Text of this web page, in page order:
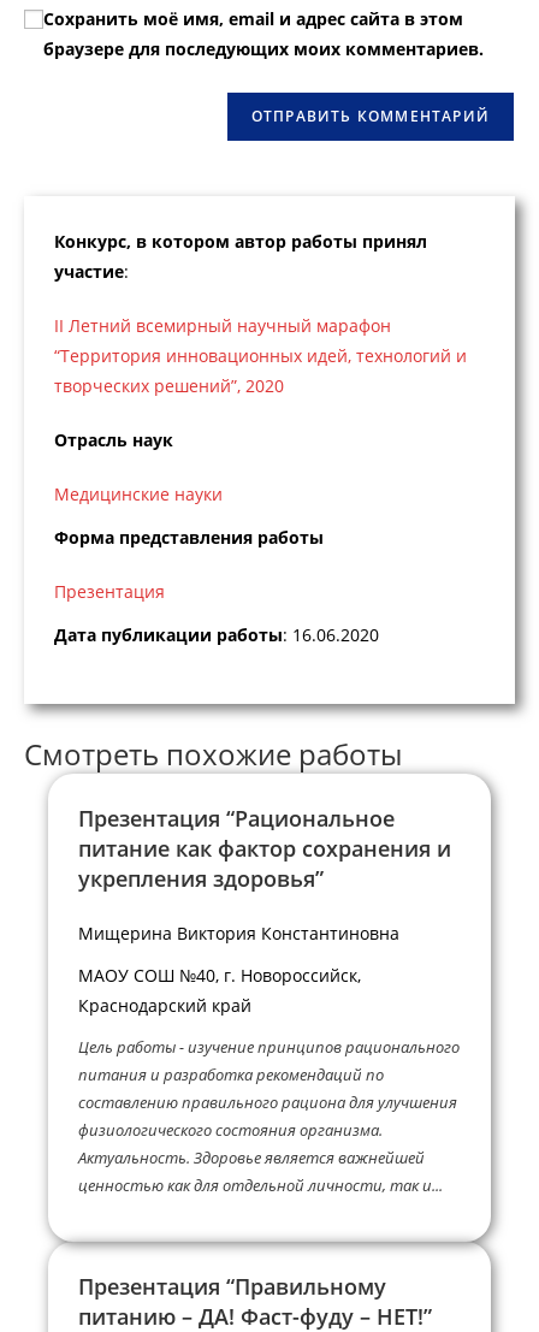
прокомментировать
прокомментировать
вашего
веб-
сайта
Сохранить моё имя, email и адрес сайта в этом
браузере для последующих моих комментариев.
Конкурс, в котором автор работы принял
участие:
II Летний всемирный научный марафон
“Территория инновационных идей, технологий и
творческих решений”, 2020
Отрасль наук
Медицинские науки
Форма представления работы
Презентация
Дата публикации работы: 16.06.2020
Смотреть похожие работы
Презентация “Рациональное
питание как фактор сохранения и
укрепления здоровья”
Мищерина Виктория Константиновна
МАОУ СОШ №40, г. Новороссийск,
Краснодарский край
Цель работы - изучение принципов рационального
питания и разработка рекомендаций по
составлению правильного рациона для улучшения
физиологического состояния организма.
Актуальность. Здоровье является важнейшей
ценностью как для отдельной личности, так и...
Презентация “Правильному
питанию – ДА! Фаст-фуду – НЕТ!”